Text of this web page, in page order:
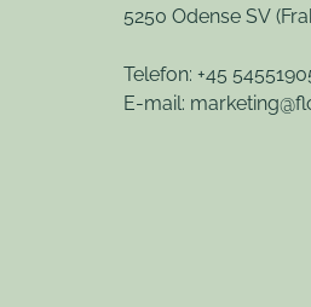
5250 Odense SV
Telefon: +45
E-mail: